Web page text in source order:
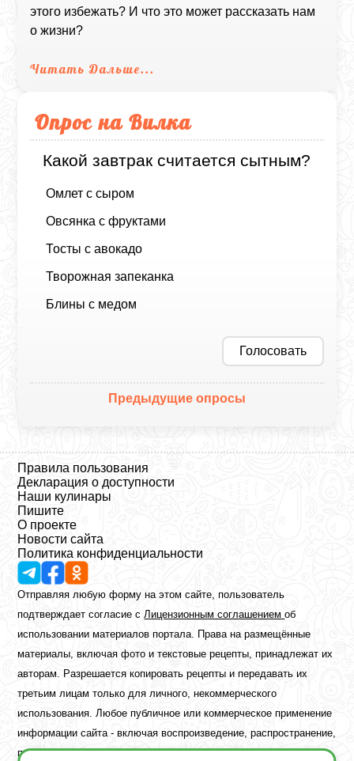
этого избежать? И что это может рассказать нам
о жизни?
Читать Дальше...
Опрос на Вилка
Какой завтрак считается сытным?
Омлет с сыром
Овсянка с фруктами
Тосты с авокадо
Творожная запеканка
Блины с медом
Голосовать
Предыдущие опросы
Правила пользования
Декларация о доступности
Наши кулинары
Пишите
О проекте
Новости сайта
Политика конфиденциальности
Отправляя любую форму на этом сайте, пользователь
подтверждает согласие сЛицензионным соглашениемоб
использовании материалов портала. Права на размещённые
материалы, включая фото и текстовые рецепты, принадлежат их
авторам. Разрешается копировать рецепты и передавать их
третьим лицам только для личного, некоммерческого
использования. Любое публичное или коммерческое применение
информации сайта - включая воспроизведение, распространение,
публикацию или обработку - возможно лишь при наличии